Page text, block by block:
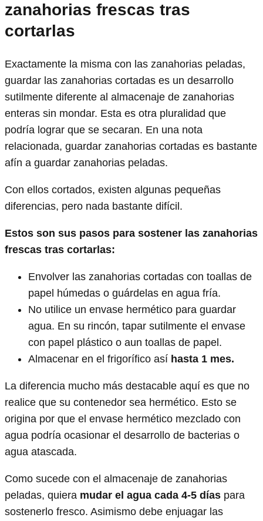
zanahorias frescas tras
cortarlas
Exactamente la misma con las zanahorias peladas,
guardar las zanahorias cortadas es un desarrollo
sutilmente diferente al almacenaje de zanahorias
enteras sin mondar. Esta es otra pluralidad que
podría lograr que se secaran. En una nota
relacionada, guardar zanahorias cortadas es bastante
afín a guardar zanahorias peladas.
Con ellos cortados, existen algunas pequeñas
diferencias, pero nada bastante difícil.
Estos son sus pasos para sostener las zanahorias
frescas tras cortarlas:
Envolver las zanahorias cortadas con toallas de
papel húmedas o guárdelas en agua fría.
No utilice un envase hermético para guardar
agua. En su rincón, tapar sutilmente el envase
con papel plástico o aun toallas de papel.
Almacenar en el frigorífico así hasta 1 mes.
La diferencia mucho más destacable aquí es que no
realice que su contenedor sea hermético. Esto se
origina por que el envase hermético mezclado con
agua podría ocasionar el desarrollo de bacterias o
agua atascada.
Como sucede con el almacenaje de zanahorias
peladas, quiera mudar el agua cada 4-5 días para
sostenerlo fresco. Asimismo debe enjuagar las